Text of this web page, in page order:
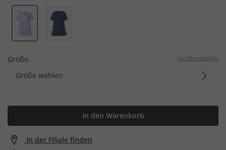
Größe: Größentabelle
Größe wählen
In den Warenkorb
In der Filiale finden